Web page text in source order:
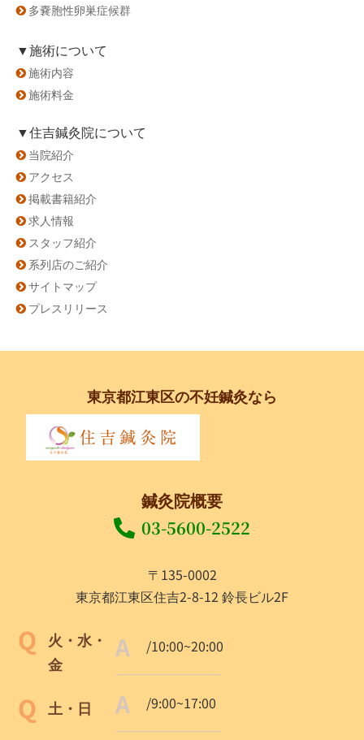
多嚢胞性卵巣症候群
▼施術について
施術内容
施術料金
▼住吉鍼灸院について
当院紹介
アクセス
掲載書籍紹介
求人情報
スタッフ紹介
系列店のご紹介
サイトマップ
プレスリリース
東京都江東区の不妊鍼灸なら
鍼灸院概要
03-5600-2522
〒135-0002
東京都江東区住吉2-8-12 鈴長ビル2F
火・水・
金
/10:00~20:00
土・日 /9:00~17:00